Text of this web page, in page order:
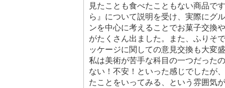
見たことも食べたこともない商品で
ら』について説明を受け、実際にグ
ンを中心に考えることでお菓子交換
がたくさん出ました。また、ふりそ
ッケージに関しての意見交換も大変
私は美術が苦手な科目の一つだった
ない！不安！といった感じでしたが
たことをいってみる、という雰囲気